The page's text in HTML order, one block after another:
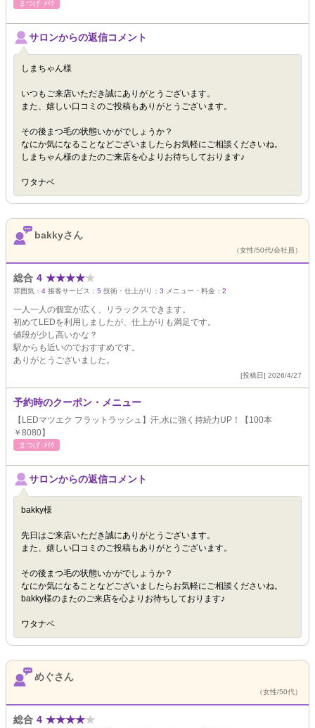
まつげ･ﾒｲｸ
サロンからの返信コメント
しまちゃん様
いつもご来店いただき誠にありがとうございます。
また、嬉しい口コミのご投稿もありがとうございます。
その後まつ毛の状態いかがでしょうか？
なにか気になることなどございましたらお気軽にご相談くださいね。
しまちゃん様のまたのご来店を心よりお待ちしております♪
ワタナベ
bakkyさん
（女性/50代/会社員）
総合 4 ★★★★★
雰囲気： 4 接客サービス： 5 技術・仕上がり： 3 メニュー・料金： 2
一人一人の個室が広く、リラックスできます。
初めてLEDを利用しましたが、仕上がりも満足です。
値段が少し高いかな？
駅からも近いのでおすすめです。
ありがとうございました。
[投稿日] 2026/4/27
予約時のクーポン・メニュー
【LEDマツエク フラットラッシュ】汗,水に強く持続力UP！【100本
￥8080】
まつげ･ﾒｲｸ
サロンからの返信コメント
bakky様
先日はご来店いただき誠にありがとうございます。
また、嬉しい口コミのご投稿もありがとうございます。
その後まつ毛の状態いかがでしょうか？
なにか気になることなどございましたらお気軽にご相談くださいね。
bakky様のまたのご来店を心よりお待ちしております♪
ワタナベ
めぐさん
（女性/50代）
総合 4 ★★★★★